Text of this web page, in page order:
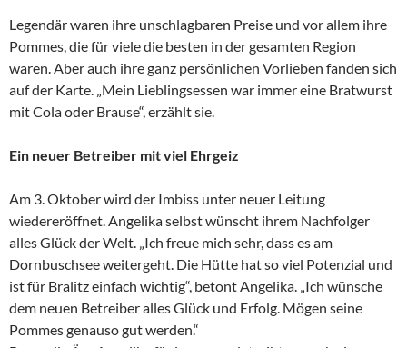
Legendär waren ihre unschlagbaren Preise und vor allem ihre
Pommes, die für viele die besten in der gesamten Region
waren. Aber auch ihre ganz persönlichen Vorlieben fanden sich
auf der Karte. „Mein Lieblingsessen war immer eine Bratwurst
mit Cola oder Brause“, erzählt sie.
Ein neuer Betreiber mit viel Ehrgeiz
Am 3. Oktober wird der Imbiss unter neuer Leitung
wiedereröffnet. Angelika selbst wünscht ihrem Nachfolger
alles Glück der Welt. „Ich freue mich sehr, dass es am
Dornbuschsee weitergeht. Die Hütte hat so viel Potenzial und
ist für Bralitz einfach wichtig“, betont Angelika. „Ich wünsche
dem neuen Betreiber alles Glück und Erfolg. Mögen seine
Pommes genauso gut werden.“